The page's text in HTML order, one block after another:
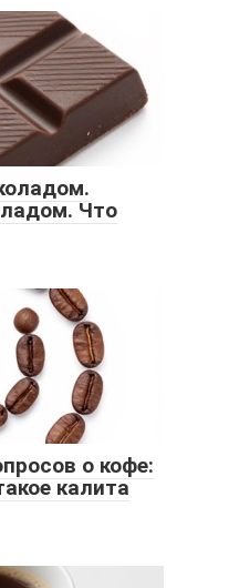
Что
о кофе:
калита